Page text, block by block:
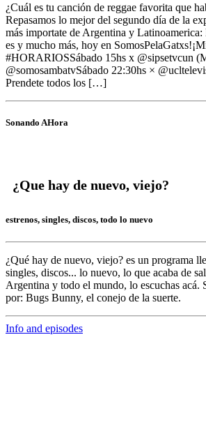
¿Cuál es tu canción de reggae favorita que
Repasamos lo mejor del segundo día de la
más importate de Argentina y
es y mucho más, hoy en
#HORARIOSSábado 15hs x @sipsetvcun
@somosambatvSábado 22:30hs ×
Prendete todos los […]
Sonando AHora
¿Que hay de nuevo, viejo?
estrenos, singles, discos, todo lo nuevo
¿Qué hay de nuevo, viejo? es un programa
singles, discos... lo nuevo, lo que acaba de
Argentina y todo el mundo, lo escuchas acá.
por: Bugs Bunny, el conejo de la suerte.
Info and episodes